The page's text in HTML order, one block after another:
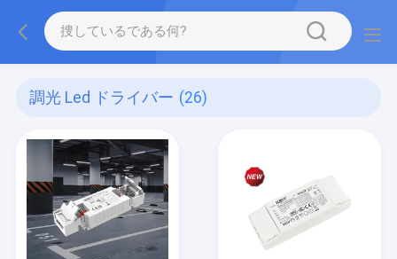
調光 Led ドライバー (26)